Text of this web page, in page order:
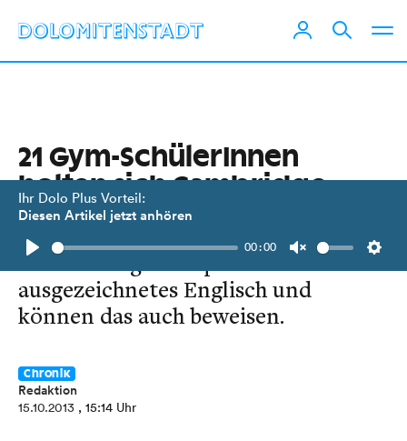
Ihr Dolo Plus Vorteil:
Diesen Artikel jetzt anhören
Play
00:00
Unmute
21 Gym-SchülerInnen
holten sich Cambridge-
Zertifikat
Diese Youngsters sprechen
ausgezeichnetes Englisch und
können das auch beweisen.
Chronik
Redaktion
15.10.2013 , 15:14 Uhr